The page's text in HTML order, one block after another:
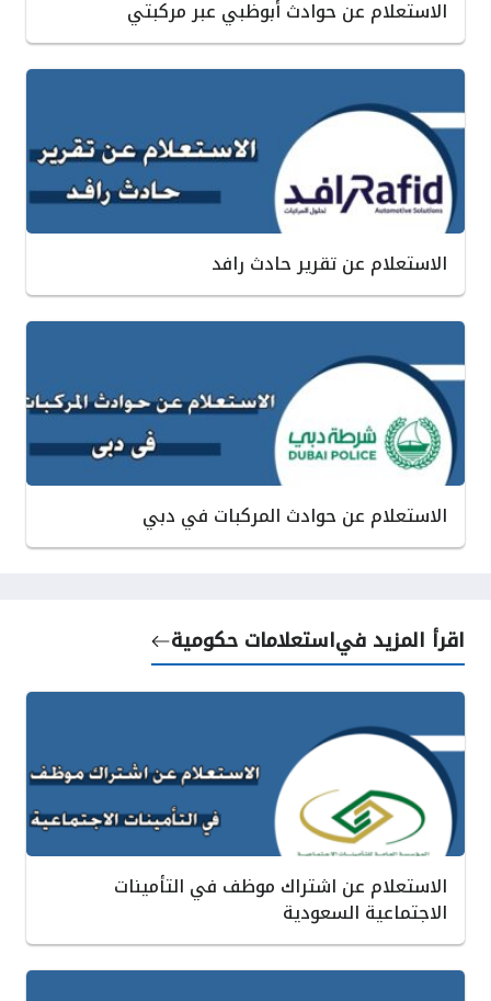
الاستعلام عن حوادث أبوظبي عبر مركبتي
الاستعلام عن تقرير حادث رافد
الاستعلام عن حوادث المركبات في دبي
اقرأ المزيد فياستعلامات حكومية
الاستعلام عن اشتراك موظف في التأمينات
الاجتماعية السعودية